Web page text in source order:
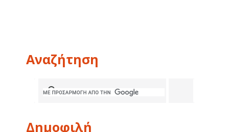
Αναζήτηση
Δημοφιλή